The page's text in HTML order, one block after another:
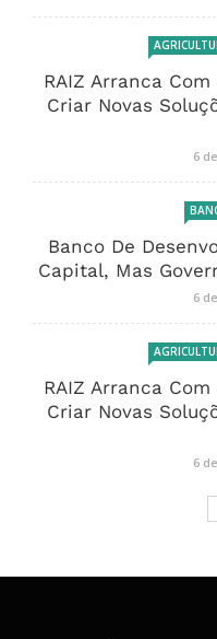
RAIZ Arranca
Criar Novas
6
Banco De
Capital, Mas
6
RAIZ Arranca
Criar Novas
6